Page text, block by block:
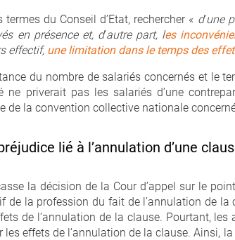
termes du Conseil d’Etat, rechercher « d’une
en présence et, d’autre part, les inconv
effectif,une limitation dans le temps des
du nombre de salariés concernés et le
ne priverait pas les salariés d’une
de la convention collective nationale
lié à l’annulation d’une
la décision de la Cour d’appel sur le
de la profession du fait de l’annulation de
de l’annulation de la clause. Pourtant,
les effets de l’annulation de la clause.